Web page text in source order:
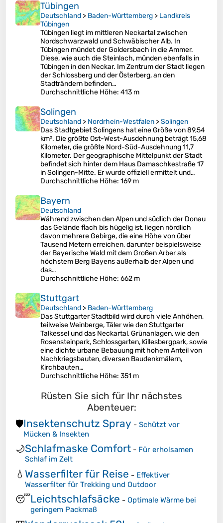
Tübingen
Deutschland > Baden-Württemberg > Landkreis
Tübingen
Tübingen liegt im mittleren Neckartal zwischen
Nordschwarzwald und Schwäbischer Alb. In
Tübingen mündet der Goldersbach in die Ammer.
Diese, wie auch die Steinlach, münden ebenfalls in
Tübingen in den Neckar. Im Zentrum der Stadt liegen
der Schlossberg und der Österberg, an den
Stadträndern befinden…
Durchschnittliche Höhe: 413 m
Solingen
Deutschland > Nordrhein-Westfalen >Solingen
Das Stadtgebiet Solingens hat eine Größe von 89,54
km². Die größte Ost-West-Ausdehnung beträgt 15,68
Kilometer, die größte Nord-Süd-Ausdehnung 11,7
Kilometer. Der geographische Mittelpunkt der Stadt
befindet sich hinter dem Haus Damaschkestraße 17
in Solingen-Mitte. Er wurde offiziell ermittelt und…
Durchschnittliche Höhe: 169 m
Bayern
Deutschland
Während zwischen den Alpen und südlich der Donau
das Gelände flach bis hügelig ist, liegen nördlich
davon mehrere Gebirge, die eine Höhe von über
Tausend Metern erreichen, darunter beispielsweise
der Bayerische Wald mit dem Großen Arber als
höchstem Berg Bayens außerhalb der Alpen und
das…
Durchschnittliche Höhe: 662 m
Stuttgart
Deutschland > Baden-Württemberg
Das Stuttgarter Stadtbild wird durch viele Anhöhen,
teilweise Weinberge, Täler wie den Stuttgarter
Talkessel und das Neckartal, Grünanlagen, wie den
Rosensteinpark, Schlossgarten, Killesbergpark, sowie
eine dichte urbane Bebauung mit hohem Anteil von
Nachkriegsbauten, diversen Baudenkmälern,
Kirchbauten…
Durchschnittliche Höhe: 351 m
Rüsten Sie sich für Ihr nächstes
Abenteuer:
🛡️Insektenschutz Spray - Schützt vor
Mücken & Insekten
🌙Schlafmaske Comfort - Für erholsamen
Schlaf im Zelt
💧 Wasserfilter für Reise - Effektiver
Wasserfilter für Trekking und Outdoor
😴Leichtschlafsäcke - Optimale Wärme bei
geringem Packmaß